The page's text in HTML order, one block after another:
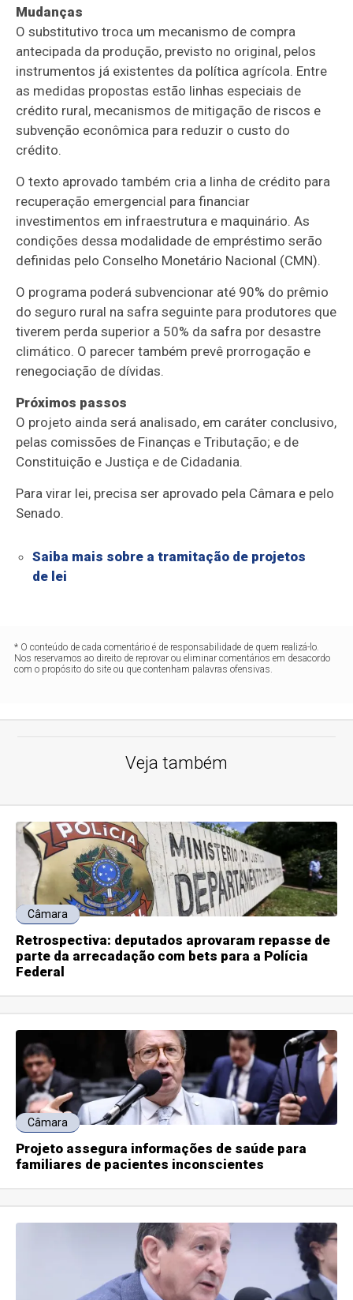
Mudanças
Osubstitutivo troca um mecanismo de compra
antecipada da produção, previsto no original, pelos
instrumentos já existentes da política agrícola. Entre
as medidas propostas estão linhas especiais de
crédito rural, mecanismos de mitigação de riscos e
subvenção econômica para reduzir o custo do
crédito.
O texto aprovado também cria a linha de crédito para
recuperação emergencial para financiar
investimentos em infraestrutura e maquinário. As
condições dessa modalidade de empréstimo serão
definidas pelo Conselho Monetário Nacional (CMN).
O programa poderá subvencionar até 90% do prêmio
do seguro rural na safra seguinte para produtores que
tiverem perda superior a 50% da safra por desastre
climático. O parecer também prevê prorrogação e
renegociação de dívidas.
Próximos passos
O projeto ainda será analisado, em caráter conclusivo,
pelas comissões de Finanças e Tributação; e de
Constituição e Justiça e de Cidadania.
Para virar lei, precisa ser aprovado pela Câmara e pelo
Senado.
Saiba mais sobre a tramitação de projetos
de lei
* O conteúdo de cada comentário é de responsabilidade de quem realizá-lo.
Nos reservamos ao direito de reprovar ou eliminar comentários em desacordo
com o propósito do site ou que contenham palavras ofensivas.
Veja também
Câmara
Retrospectiva: deputados aprovaram repasse de
parte da arrecadação com bets para a Polícia
Federal
Câmara
Projeto assegura informações de saúde para
familiares de pacientes inconscientes